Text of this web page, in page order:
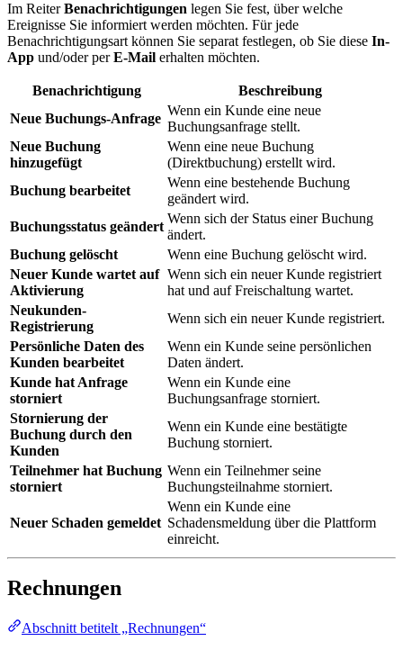
Im ReiterBenachrichtigungen legen Sie fest, über welche
Ereignisse Sie informiert werden möchten. Für jede
Benachrichtigungsart können Sie separat festlegen, ob Sie diese In-
App und/oder perE-Mail erhalten möchten.
Benachrichtigung
Beschreibung
Neue Buchungs-Anfrage
Wenn ein Kunde eine neue
Buchungsanfrage stellt.
Neue Buchung
hinzugefügt
Wenn eine neue Buchung
(Direktbuchung) erstellt wird.
Buchung bearbeitet
Wenn eine bestehende Buchung
geändert wird.
Buchungsstatus geändert
Wenn sich der Status einer Buchung
ändert.
Buchung gelöscht
Wenn eine Buchung gelöscht wird.
Neuer Kunde wartet auf
Aktivierung
Wenn sich ein neuer Kunde registriert
hat und auf Freischaltung wartet.
Neukunden-
Registrierung
Wenn sich ein neuer Kunde registriert.
Persönliche Daten des
Kunden bearbeitet
Wenn ein Kunde seine persönlichen
Daten ändert.
Kunde hat Anfrage
storniert
Wenn ein Kunde eine
Buchungsanfrage storniert.
Stornierung der
Buchung durch den
Kunden
Wenn ein Kunde eine bestätigte
Buchung storniert.
Teilnehmer hat Buchung
storniert
Wenn ein Teilnehmer seine
Buchungsteilnahme storniert.
Neuer Schaden gemeldet
Wenn ein Kunde eine
Schadensmeldung über die Plattform
einreicht.
Rechnungen
Abschnitt betitelt „Rechnungen“